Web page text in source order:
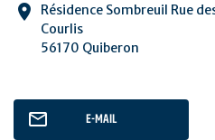
Résidence Sombreuil Rue
Courlis
56170 Quiberon
E-MAIL